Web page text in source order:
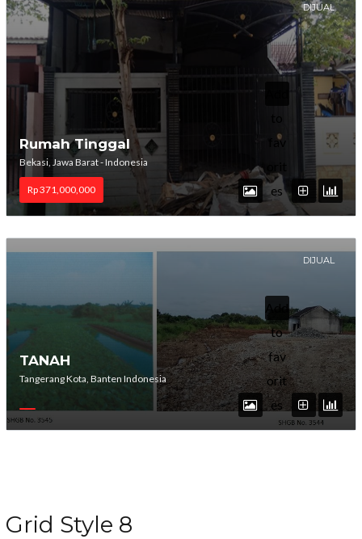
DIJUAL
fav
es
Rumah Tinggal
Bekasi, Jawa Barat - Indonesia
Rp 371,000,000
DIJUAL
to
fav
orit
es
TANAH
Tangerang Kota, Banten Indonesia
Grid Style 8